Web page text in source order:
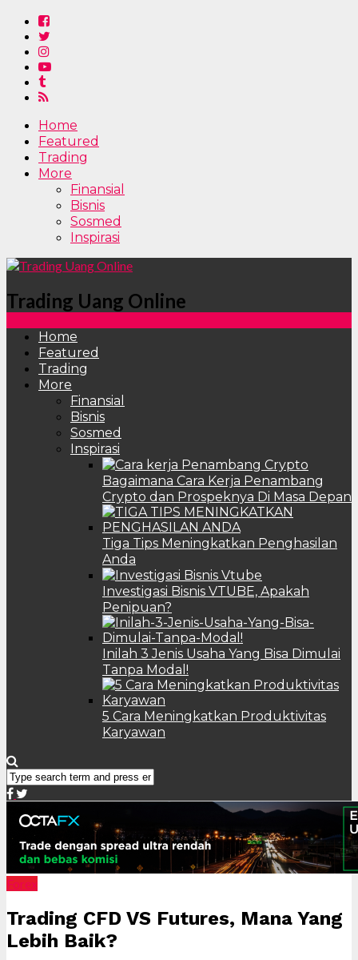
Home
Featured
Trading
More
Finansial
Bisnis
Sosmed
Inspirasi
Trading Uang Online
Home
Featured
Trading
More
Finansial
Bisnis
Sosmed
Inspirasi
Bagaimana Cara Kerja Penambang
Crypto dan Prospeknya Di Masa Depan
Tiga Tips Meningkatkan Penghasilan
Anda
Investigasi Bisnis VTUBE, Apakah
Penipuan?
Inilah 3 Jenis Usaha Yang Bisa Dimulai
Tanpa Modal!
5 Cara Meningkatkan Produktivitas
Karyawan
Forex
Trading CFD VS Futures, Mana Yang
Lebih Baik?